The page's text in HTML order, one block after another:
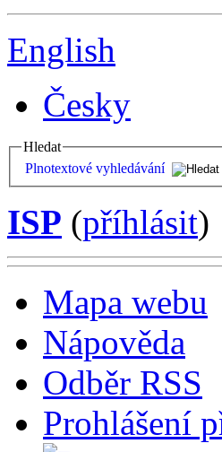
English
Česky
Hledat
Plnotextové vyhledávání
ISP (příhlásit)
Mapa webu
Nápověda
Odběr RSS
Prohlášení